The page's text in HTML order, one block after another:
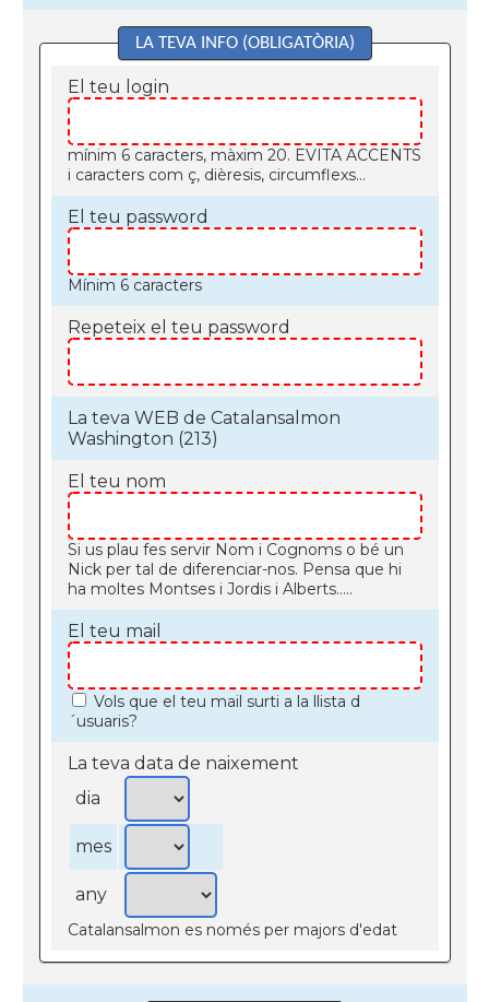
LA TEVA INFO (OBLIGATÒRIA)
El teu login
mínim 6 caracters, màxim 20. EVITA ACCENTS
i caracters com ç, dièresis, circumflexs...
El teu password
Mínim 6 caracters
Repeteix el teu password
La teva WEB de Catalansalmon
Washington (213)
El teu nom
Si us plau fes servir Nom i Cognoms o bé un
Nick per tal de diferenciar-nos. Pensa que hi
ha moltes Montses i Jordis i Alberts.....
El teu mail
Vols que el teu mail surti a la llista d
´usuaris?
La teva data de naixement
dia
mes
any
Catalansalmon es només per majors d'edat